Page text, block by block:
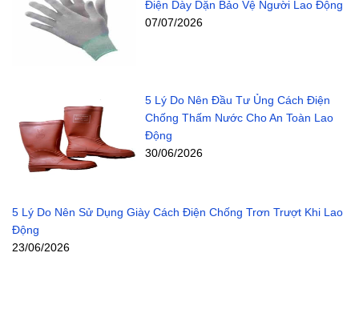
Điện Dày Dặn Bảo Vệ Người Lao Động
07/07/2026
5 Lý Do Nên Đầu Tư Ủng Cách Điện
Chống Thấm Nước Cho An Toàn Lao
Động
30/06/2026
5 Lý Do Nên Sử Dụng Giày Cách Điện Chống Trơn Trượt Khi Lao
Động
23/06/2026